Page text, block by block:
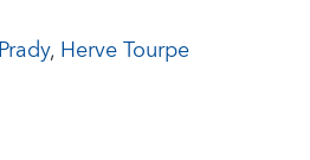
,Herve Tourpe